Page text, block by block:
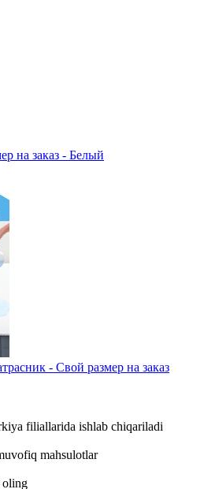
на заказ - Белый
- Свой размер на заказ
filiallarida ishlab chiqariladi
mahsulotlar
oling